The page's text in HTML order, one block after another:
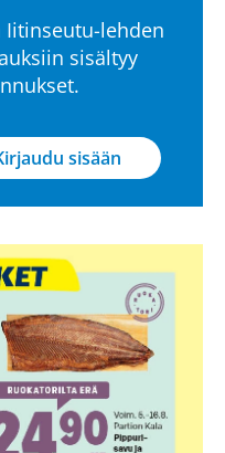
lehden
sisältyy
sisään